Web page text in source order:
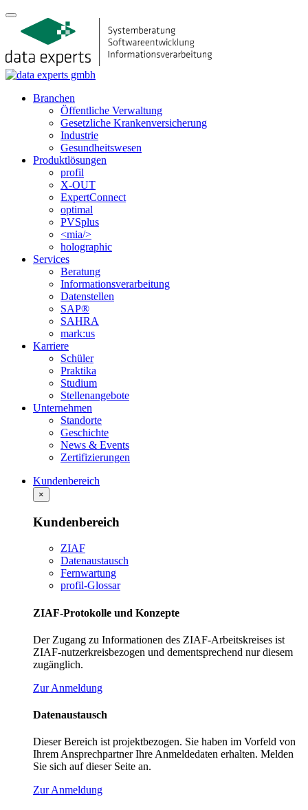
Branchen
Öffentliche Verwaltung
Gesetzliche Krankenversicherung
Industrie
Gesundheitswesen
Produktlösungen
profil
X-OUT
ExpertConnect
optimal
PVSplus
<mia/>
holographic
Services
Beratung
Informations­verarbeitung
Datenstellen
SAP®
SAHRA
mark:us
Karriere
Schüler
Praktika
Studium
Stellenangebote
Unternehmen
Standorte
Geschichte
News & Events
Zertifizierungen
Kundenbereich
×
Kundenbereich
ZIAF
Datenaustausch
Fernwartung
profil-Glossar
ZIAF-Protokolle und Konzepte
Der Zugang zu Informationen des ZIAF-Arbeitskreises ist
ZIAF-nutzerkreisbezogen und dementsprechend nur diesem
zugänglich.
Zur Anmeldung
Datenaustausch
Dieser Bereich ist projektbezogen. Sie haben im Vorfeld von
Ihrem Ansprechpartner Ihre Anmeldedaten erhalten. Melden
Sie sich auf dieser Seite an.
Zur Anmeldung